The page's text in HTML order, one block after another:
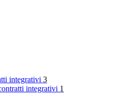
integrativi 3
integrativi 1